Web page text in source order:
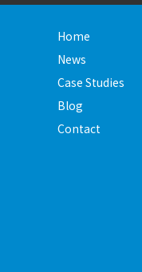
Home
News
Case Studies
Blog
Contact